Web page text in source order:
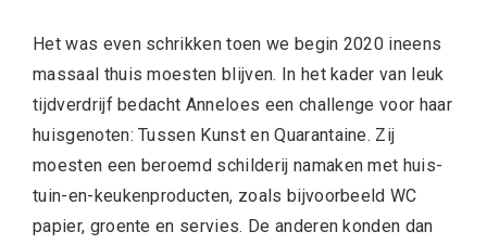
Het was even schrikken toen we begin 2020 ineens
massaal thuis moesten blijven. In het kader van leuk
tijdverdrijf bedacht Anneloes een challenge voor haar
huisgenoten: Tussen Kunst en Quarantaine. Zij
moesten een beroemd schilderij namaken met huis-
tuin-en-keukenproducten, zoals bijvoorbeeld WC
papier, groente en servies. De anderen konden dan